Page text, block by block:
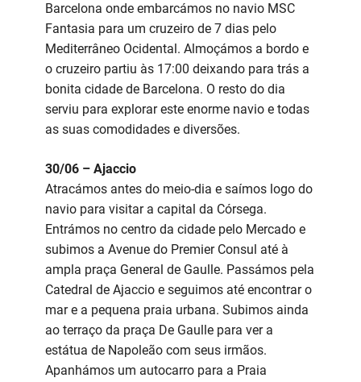
Barcelona onde embarcámos no navio MSC
Fantasia para um cruzeiro de 7 dias pelo
Mediterrâneo Ocidental. Almoçámos a bordo e
o cruzeiro partiu às 17:00 deixando para trás a
bonita cidade de Barcelona. O resto do dia
serviu para explorar este enorme navio e todas
as suas comodidades e diversões.
30/06 – Ajaccio
Atracámos antes do meio-dia e saímos logo do
navio para visitar a capital da Córsega.
Entrámos no centro da cidade pelo Mercado e
subimos a Avenue do Premier Consul até à
ampla praça General de Gaulle. Passámos pela
Catedral de Ajaccio e seguimos até encontrar o
mar e a pequena praia urbana. Subimos ainda
ao terraço da praça De Gaulle para ver a
estátua de Napoleão com seus irmãos.
Apanhámos um autocarro para a Praia